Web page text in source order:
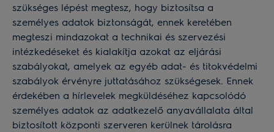
szükséges lépést megtesz, hogy biztosítsa a
személyes adatok biztonságát, ennek keretében
megteszi mindazokat a technikai és szervezési
intézkedéseket és kialakítja azokat az eljárási
szabályokat, amelyek az egyéb adat- és titokvédelmi
szabályok érvényre juttatásához szükségesek. Ennek
érdekében a hírlevelek megküldéséhez kapcsolódó
személyes adatok az adatkezelő anyavállalata által
biztosított központi szerveren kerülnek tárolásra